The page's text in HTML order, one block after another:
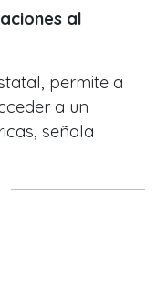
al
permite a
a un
señala